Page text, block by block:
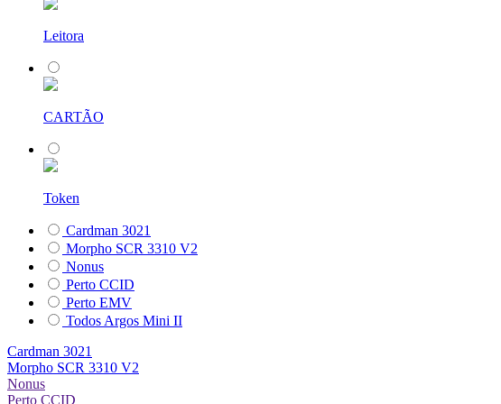
Leitora
CARTÃO
Token
Cardman 3021
Morpho SCR 3310 V2
Nonus
Perto CCID
Perto EMV
Todos Argos Mini II
Cardman 3021
Morpho SCR 3310 V2
Nonus
Perto CCID